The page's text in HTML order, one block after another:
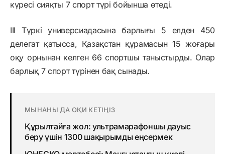
күресі сияқты 7 спорт түрі бойынша өтеді.
III Түркі универсиадасына барлығы 5 елден 450
делегат қатысса, Қазақстан құрамасын 15 жоғары
оқу орнынан келген 66 спортшы таныстырды. Олар
барлық 7 спорт түрінен бақ сынады.
МЫНАНЫ ДА ОҚИ КЕТІҢІЗ
Құрылтайға жол: ультрамарафоншы дауыс
беру үшін 1300 шақырымды еңсермек